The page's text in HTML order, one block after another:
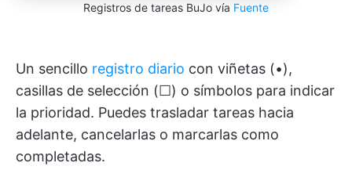
Registros de tareas BuJo vía Fuente
Un sencillo registro diario con viñetas (•),
casillas de selección (☐) o símbolos para indicar
la prioridad. Puedes trasladar tareas hacia
adelante, cancelarlas o marcarlas como
completadas.